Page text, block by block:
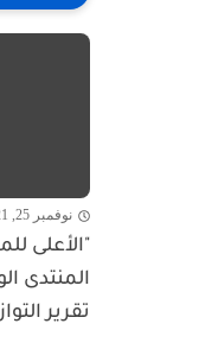
نوفمبر 25, 2021
"الأعلى
المنتدى
تقرير